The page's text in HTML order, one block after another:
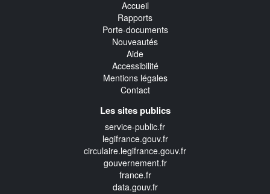
Accueil
Rapports
Porte-documents
Nouveautés
Aide
Accessibilité
Mentions légales
Contact
Les sites publics
service-public.fr
legifrance.gouv.fr
circulaire.legifrance.gouv.fr
gouvernement.fr
france.fr
data.gouv.fr